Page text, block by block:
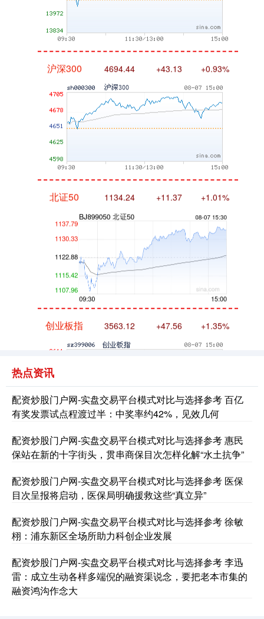
沪深300 4694.44 +43.13 +0.93%
北证50 1134.24 +11.37 +1.01%
创业板指 +1.35%
国债指数 229.69 +0.10 +0.04%
热点资讯
配资炒股门户网-实盘交易平台模式对比与选择参考 百亿
有奖发票试点程渡过半：中奖率约42%，见效几何
配资炒股门户网-实盘交易平台模式对比与选择参考 惠民
保站在新的十字街头，贯串商保目次怎样化解“水土抗争”
配资炒股门户网-实盘交易平台模式对比与选择参考 医保
目次呈报将启动，医保局明确援救这些“真立异”
配资炒股门户网-实盘交易平台模式对比与选择参考 徐敏
栩：浦东新区全场所助力科创企业发展
配资炒股门户网-实盘交易平台模式对比与选择参考 李迅
雷：成立生动各样多端倪的融资渠说念，要把老本市集的
融资鸿沟作念大